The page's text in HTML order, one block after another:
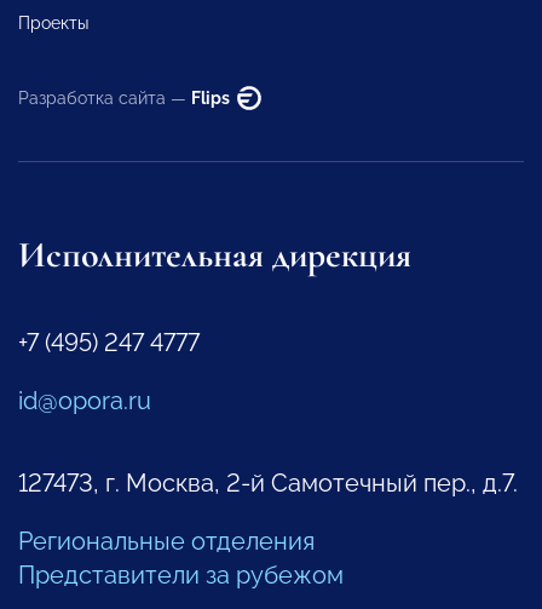
Проекты
Разработка сайта — Flips
Исполнительная дирекция
+7 (495) 247 4777
id@opora.ru
127473, г. Москва, 2-й Самотечный пер., д.7.
Региональные отделения
Представители за рубежом